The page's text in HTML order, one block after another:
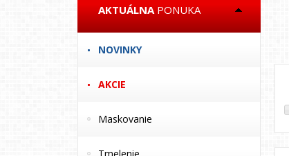
AKTUÁLNAPONUKA
NOVINKY
AKCIE
Maskovanie